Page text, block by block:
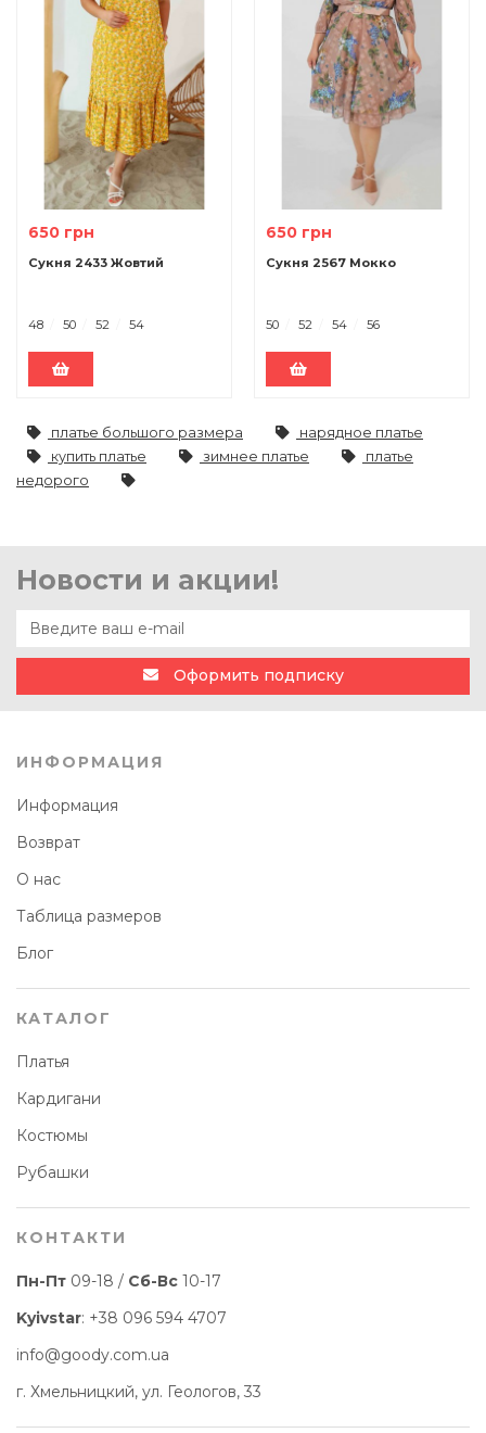
650 грн
Сукня 2433 Жовтий
48 50 52 54
650 грн
Сукня 2567 Мокко
50 52 54 56
платье большого размера
нарядное платье
купить платье
зимнее платье
платье
недорого
Новости и акции!
Оформить подписку
ИНФОРМАЦИЯ
Информация
Возврат
О нас
Таблица размеров
Блог
КАТАЛОГ
Платья
Кардигани
Костюмы
Рубашки
КОНТАКТИ
Пн-Пт 09-18 / Сб-Вс 10-17
Kyivstar: +38 096 594 4707
info@goody.com.ua
г. Хмельницкий, ул. Геологов, 33